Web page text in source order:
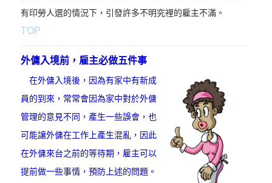
有印勞人選的情況下，引發許多不明究裡的雇主不滿。
TOP
外傭入境前，雇主必做五件事
在外傭入境後，因為有家中有新成
員的到來，常常會因為家中對於外傭
管理的意見不同，產生一些誤會，也
可能讓外傭在工作上產生混亂，因此
在外傭來台之前的等待期，雇主可以
提前做一些事情，預防上述的問題。